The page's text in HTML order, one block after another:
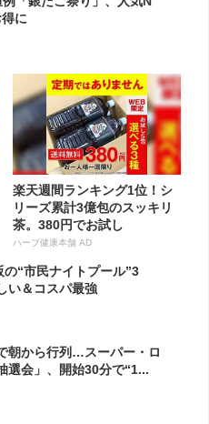
に
楽天週間ランキング1位！シ
リーズ累計3億包のスッキリ
茶。380円でお試し
ハーブ健康本舗 AD
の“市民ナイトプール”3
い＆コスパ最強
朝から行列…スーパー・ロ
選会」、開始30分で“1...